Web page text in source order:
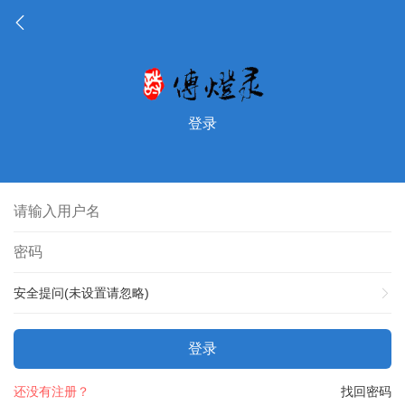
登录
安全提问(未设置请忽略)
登录
找回密码
还没有注册？